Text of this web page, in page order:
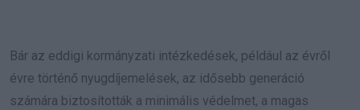
Bár az eddigi kormányzati intézkedések, például az évről
évre történő nyugdíjemelések, az idősebb generáció
számára biztosították a minimális védelmet, a magas